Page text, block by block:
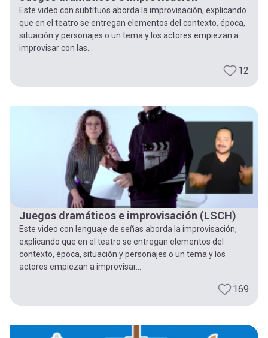
Este video con subtítuos aborda la improvisación, explicando
que en el teatro se entregan elementos del contexto, época,
situación y personajes o un tema y los actores empiezan a
improvisar con las...
12
Juegos dramáticos e improvisación (LSCH)
Este video con lenguaje de señas aborda la improvisación,
explicando que en el teatro se entregan elementos del
contexto, época, situación y personajes o un tema y los
actores empiezan a improvisar...
169